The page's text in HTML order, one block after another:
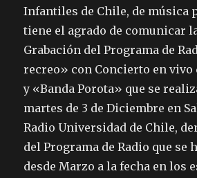
Infantiles de Chile, de música
tiene el agrado de comunicar
Grabación del Programa de
recreo» con Concierto en vivo
y «Banda Porota» que se
martes de 3 de Diciembre en
Radio Universidad de Chile,
del Programa de Radio que se
desde Marzo a la fecha en los